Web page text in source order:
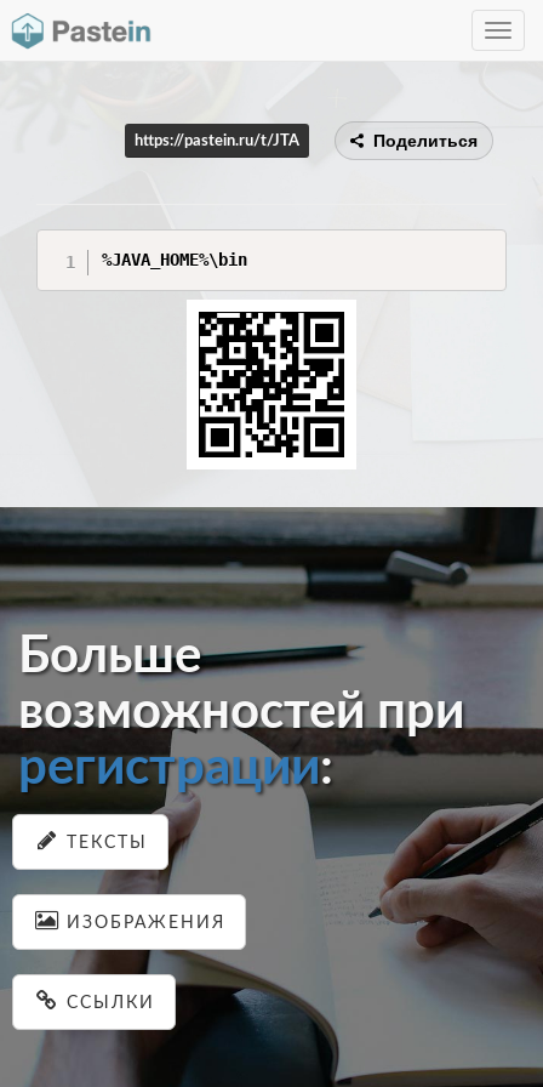
Toggle
https://pastein.ru/t/JTA Поделиться
%JAVA_HOME%\bin
Больше
возможностей при
регистрации:
ТЕКСТЫ
ИЗОБРАЖЕНИЯ
ССЫЛКИ